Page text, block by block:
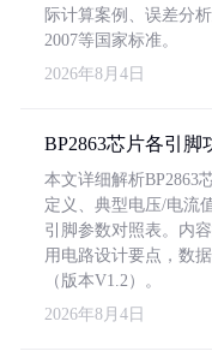
际计算案例、误差分
2007等国家标准。
2026年8月4日
BP2863芯片各引脚
本文详细解析BP2863
定义、典型电压/电流
引脚参数对照表。内
用电路设计要点，数
（版本V1.2）。
2026年8月4日